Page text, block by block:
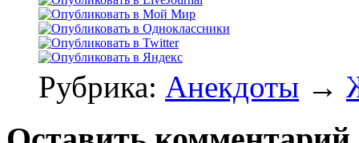
Рубрика: Анекдоты →